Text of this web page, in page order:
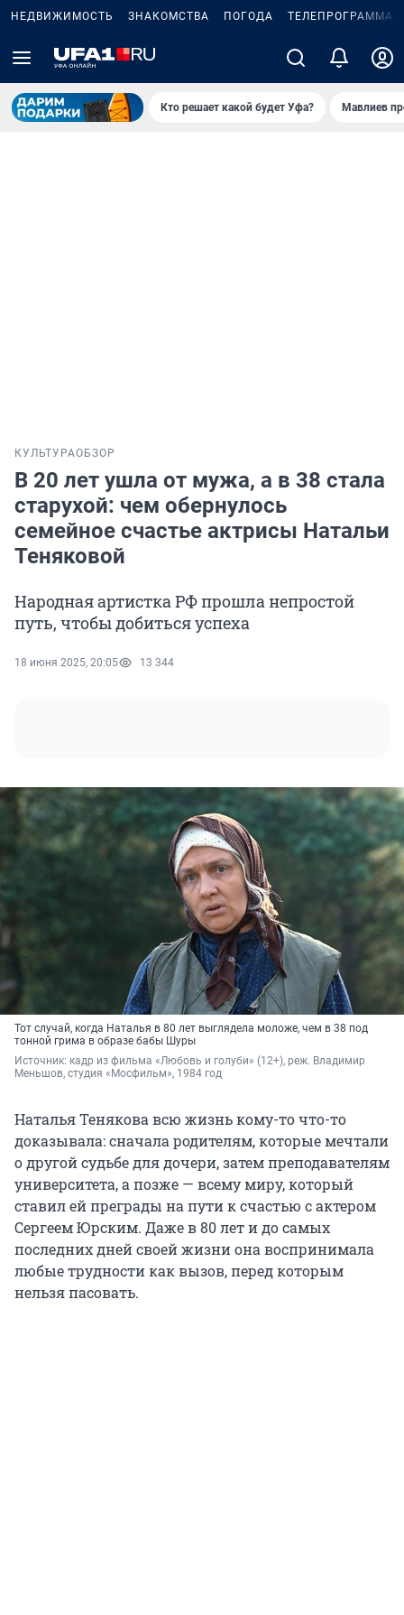
НЕДВИЖИМОСТЬ ЗНАКОМСТВА ПОГОДА ТЕЛЕПРОГРАММА
Кто решает какой будет Уфа? Мавлиев
КУЛЬТУРАОБЗОР
В 20 лет ушла от мужа, а в 38 стала
старухой: чем обернулось
семейное счастье актрисы Натальи
Теняковой
Народная артистка РФ прошла непростой
путь, чтобы добиться успеха
18 июня 2025, 20:05 13 344
Тот случай, когда Наталья в 80 лет выглядела моложе, чем в 38 под
тонной грима в образе бабы Шуры
Источник: кадр из фильма «Любовь и голуби» (12+), реж. Владимир
Меньшов, студия « Мосфильм», 1984 год
Наталья Тенякова всю жизнь кому-то что-то
доказывала: сначала родителям, которые мечтали
о другой судьбе для дочери, затем преподавателям
университета, а позже — всему миру, который
ставил ей преграды на пути к счастью с актером
Сергеем Юрским. Даже в 80 лет и до самых
последних дней своей жизни она воспринимала
любые трудности как вызов, перед которым
нельзя пасовать.